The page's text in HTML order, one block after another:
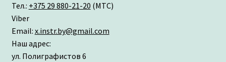
Тел.: +375 29 880-21-20 (МТС)
Viber
Email: x.instr.by@gmail.com
Наш адрес:
ул. Полиграфистов 6